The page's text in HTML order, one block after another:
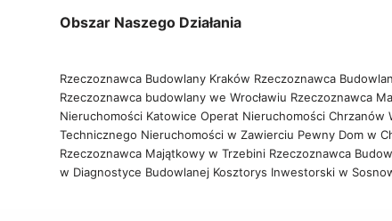
Obszar Naszego Działania
Rzeczoznawca Budowlany Kraków Rzeczoznawca
Rzeczoznawca budowlany we Wrocławiu Rzeczoznawca
Nieruchomości Katowice Operat Nieruchomości Chrzanów
Technicznego Nieruchomości w Zawierciu Pewny Dom w
Rzeczoznawca Majątkowy w Trzebini Rzeczoznawca
w Diagnostyce Budowlanej Kosztorys Inwestorski w